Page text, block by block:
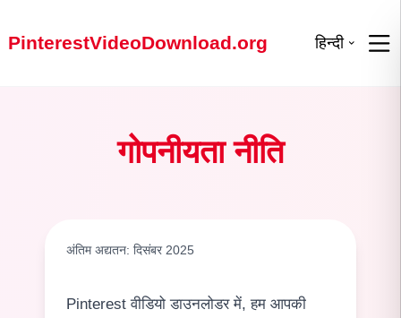
PinterestVideoDownload.org हिन्दी
गोपनीयता नीति
अंतिम अद्यतन: दिसंबर 2025
Pinterest वीडियो डाउनलोडर में, हम आपकी